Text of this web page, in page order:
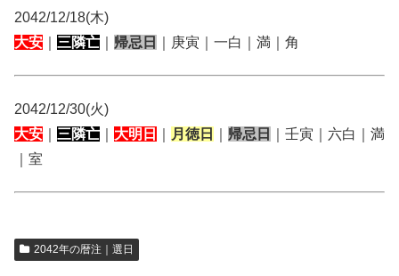
2042/12/18(木)
大安
三隣亡 帰忌日 ｜庚寅｜一白｜満｜角
2042/12/30(火)
大安
三隣亡 大明日 月徳日 帰忌日
｜壬寅｜六白｜満
｜室
2042年の暦注｜選日